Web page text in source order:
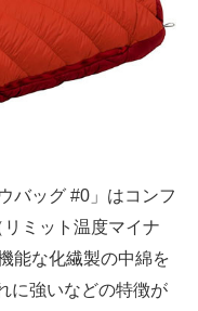
バッグ #0」はコンフ
ミット温度マイナ
能な化繊製の中綿を
に強いなどの特徴が